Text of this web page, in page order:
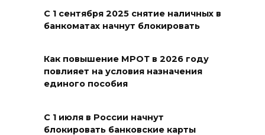
Платовский
Это стало нашей традицией:
ростовчане установили
08 августа 2026 16:56
С 1 сентября 2025 снятие наличных в
банкоматах начнут блокировать
Как повышение МРОТ в 2026 году
повлияет на условия назначения
единого пособия
С 1 июля в России начнут
блокировать банковские карты